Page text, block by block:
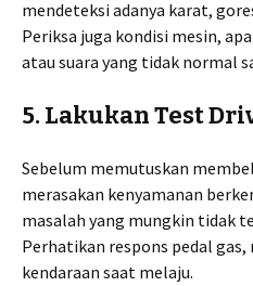
mendeteksi adanya karat,
Periksa juga kondisi mesin,
atau suara yang tidak normal
5. Lakukan Test
Sebelum memutuskan
merasakan kenyamanan
masalah yang mungkin tidak
Perhatikan respons pedal
kendaraan saat melaju.